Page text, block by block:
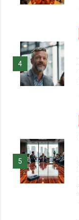
4
5